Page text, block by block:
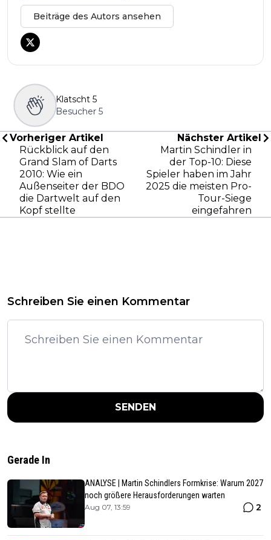
Beiträge des Autors ansehen
Klatscht 5
Besucher 5
Vorheriger Artikel
Rückblick auf den
Grand Slam of Darts
2010: Wie ein
Außenseiter der BDO
die Dartwelt auf den
Kopf stellte
Nächster Artikel
Martin Schindler in
der Top-10: Diese
Spieler haben im Jahr
2025 die meisten Pro-
Tour-Siege
eingefahren
Schreiben Sie einen Kommentar
SENDEN
Gerade In
ANALYSE | Martin Schindlers Formkrise: Warum 2027
noch größere Herausforderungen warten
Aug 07, 13:59 2